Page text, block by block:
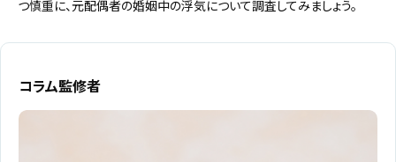
つ慎重に、元配偶者の婚姻中の浮気について調査してみましょう。
コラム監修者